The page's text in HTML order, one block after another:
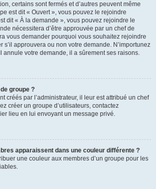
certains sont fermés et d’autres peuvent même
est dit « Ouvert », vous pouvez le rejoindre
dit « À la demande », vous pouvez rejoindre le
nécessitera d’être approuvée par un chef de
vous demander pourquoi vous souhaitez rejoindre
s’il approuvera ou non votre demande. N’importunez
annule votre demande, il a sûrement ses raisons.
groupe ?
créés par l’administrateur, il leur est attribué un chef
créer un groupe d’utilisateurs, contactez
lieu en lui envoyant un message privé.
apparaissent dans une couleur différente ?
une couleur aux membres d’un groupe pour les